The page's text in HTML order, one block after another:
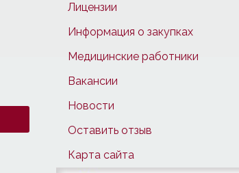
Лицензии
Информация о закупках
Медицинские работники
Вакансии
Новости
Оставить отзыв
Карта сайта